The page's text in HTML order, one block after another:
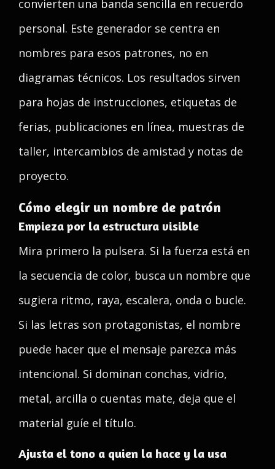
convierten una banda sencilla en recuerdo
personal. Este generador se centra en
nombres para esos patrones, no en
diagramas técnicos. Los resultados sirven
para hojas de instrucciones, etiquetas de
ferias, publicaciones en línea, muestras de
taller, intercambios de amistad y notas de
proyecto.
Cómo elegir un nombre de patrón
Empieza por la estructura visible
Mira primero la pulsera. Si la fuerza está en
la secuencia de color, busca un nombre que
sugiera ritmo, raya, escalera, onda o bucle.
Si las letras son protagonistas, el nombre
puede hacer que el mensaje parezca más
intencional. Si dominan conchas, vidrio,
metal, arcilla o cuentas mate, deja que el
material guíe el título.
Ajusta el tono a quien la hace y la usa